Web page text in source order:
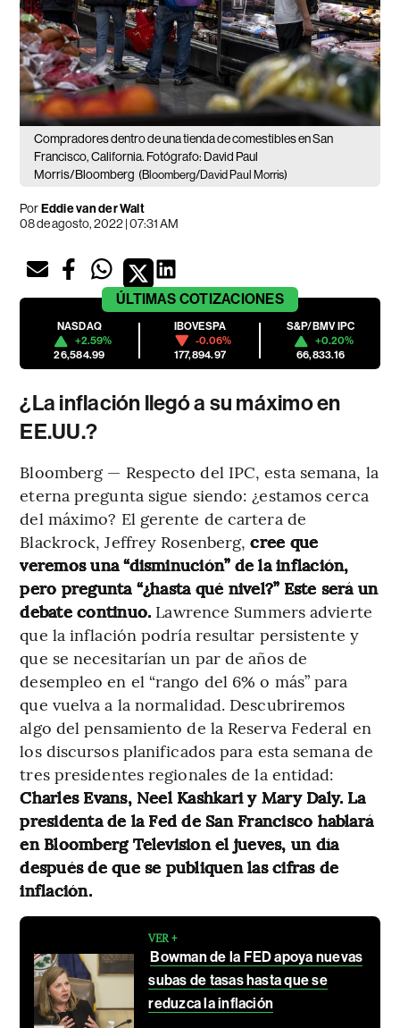
Compradores dentro de una tienda de comestibles en San
Francisco, California. Fotógrafo: David Paul
Morris/Bloomberg (Bloomberg/David Paul Morris)
PorEddie van der Walt
08 de agosto, 2022 | 07:31 AM
ÚLTIMAS COTIZACIONES
NASDAQ
+2.59%
26,584.99
IBOVESPA
-0.06%
177,894.97
S&P/BMV IPC
+0.20%
66,833.16
¿La inflación llegó a su máximo en
EE.UU.?
Bloomberg — Respecto del IPC, esta semana, la
eterna pregunta sigue siendo: ¿estamos cerca
del máximo? El gerente de cartera de
Blackrock, Jeffrey Rosenberg,cree que
veremos una “disminución” de la inflación,
pero pregunta “¿hasta qué nivel?” Este será un
debate continuo. Lawrence Summers advierte
que la inflación podría resultar persistente y
que se necesitarían un par de años de
desempleo en el “rango del 6% o más” para
que vuelva a la normalidad. Descubriremos
algo del pensamiento de la Reserva Federal en
los discursos planificados para esta semana de
tres presidentes regionales de la entidad:
Charles Evans, Neel Kashkari y Mary Daly. La
presidenta de la Fed de San Francisco hablará
en Bloomberg Television el jueves, un día
después de que se publiquen las cifras de
inflación.
VER +
Bowman de la FED apoya nuevas
subas de tasas hasta que se
reduzca la inflación